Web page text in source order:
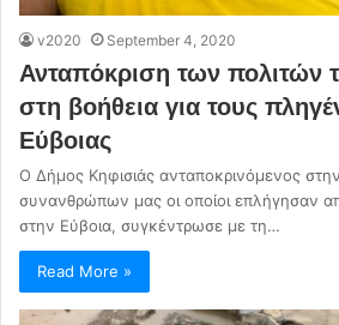
v2020 September 4, 2020
Ανταπόκριση των πολιτών
στη βοήθεια για τους
Εύβοιας
Ο Δήμος Κηφισιάς ανταποκρινόμενος
συνανθρώπων μας οι οποίοι επλήγησαν
στην Εύβοια, συγκέντρωσε με τη…
Read More »